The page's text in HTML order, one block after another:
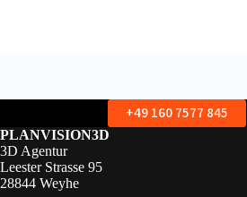
+49 160 7577 845
PLANVISION3D
3D Agentur
Leester Strasse 95
28844 Weyhe